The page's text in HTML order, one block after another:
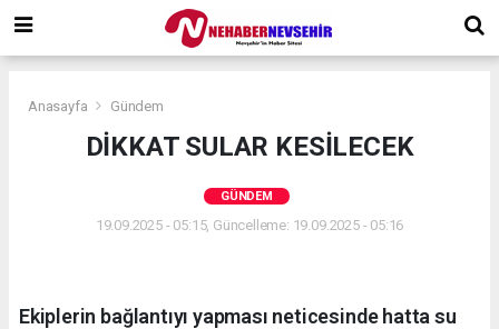
Anasayfa Gündem
DİKKAT SULAR KESİLECEK
GÜNDEM
19.09.2025 - 05:15, Güncelleme: 19.09.2025 - 05:16
Ekiplerin bağlantıyı yapması neticesinde hatta su